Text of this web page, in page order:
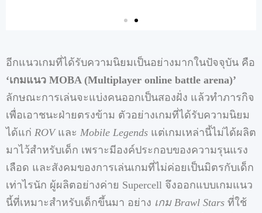
อีกแนวเกมที่ได้รับความนิยมเป็นอย่างมากในปัจจุบัน คือ
‘เกมแนว MOBA (Multiplayer online battle arena)’
ลักษณะการเล่นจะแบ่งคนออกเป็นสองฝั่ง แล้วทำภารกิจ
เพื่อเอาชนะฝ่ายตรงข้าม ตัวอย่างเกมที่ได้รับความนิยม
ได้แก่ ROVและ Mobile Legends แต่เกมเหล่านี้ไม่ได้ผลิต
มาไว้สำหรับเด็ก เพราะมีองค์ประกอบของความรุนแรง
เลือด และสังคมของการเล่นเกมที่ไม่ค่อยเป็นมิตรกับเด็ก
เท่าไรนัก ผู้ผลิตอย่างค่าย Supercell จึงออกแบบเกมแนว
นี้ที่เหมาะสำหรับเด็กขึ้นมา อย่าง เกม Brawl Stars ที่ใช้